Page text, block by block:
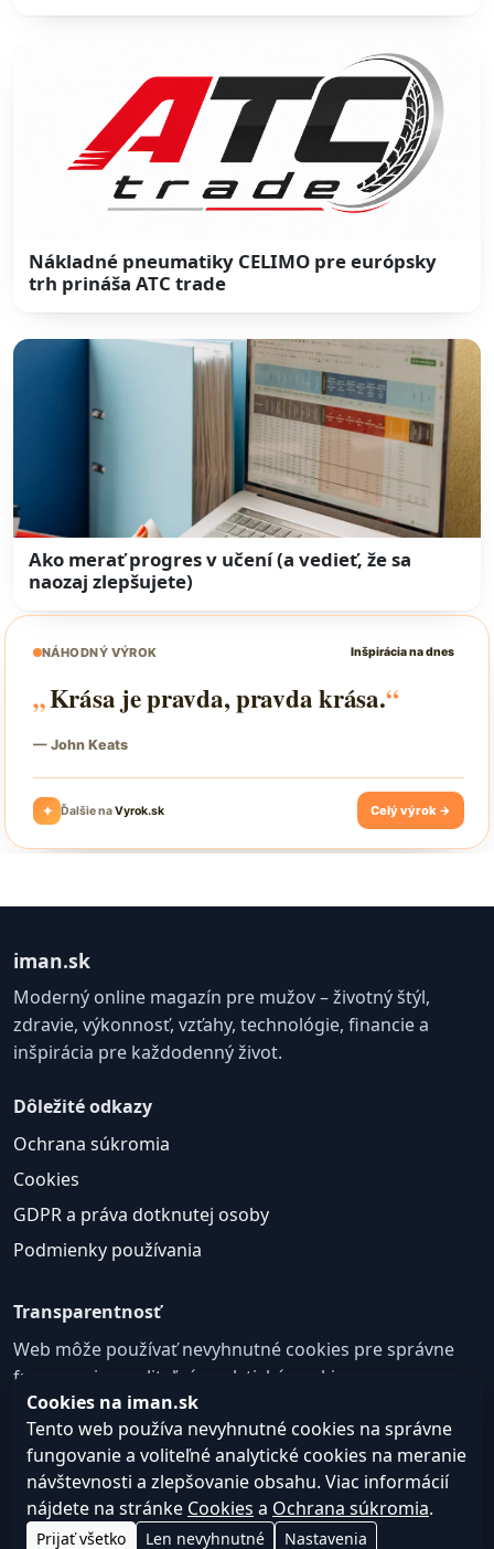
Nákladné pneumatiky CELIMO pre európsky
trh prináša ATC trade
Ako merať progres v učení (a vedieť, že sa
naozaj zlepšujete)
iman.sk
Moderný online magazín pre mužov – životný štýl,
zdravie, výkonnosť, vzťahy, technológie, financie a
inšpirácia pre každodenný život.
Dôležité odkazy
Ochrana súkromia
Cookies
GDPR a práva dotknutej osoby
Podmienky používania
Transparentnosť
Web môže používať nevyhnutné cookies pre správne
fungovanie a voliteľné analytické cookies na
zlepšovanie obsahu a používateľskej skúsenosti.
Nastavenie cookies
© 2026
iman.sk
Web design, tvorba webu a SEO –Consultee,
s.r.o.
Cookies na iman.sk
Tento web používa nevyhnutné cookies na správne
fungovanie a voliteľné analytické cookies na meranie
návštevnosti a zlepšovanie obsahu. Viac informácií
nájdete na stránke Cookies a Ochrana súkromia.
Prijať všetko Len nevyhnutné Nastavenia